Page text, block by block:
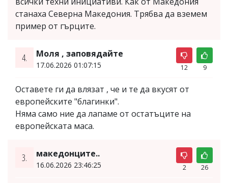
станаха Северна Македония. Трябва да вземем
пример от гърците.
4. Моля , заповядайте
17.06.2026 01:07:15 12 9
Оставете ги да влязат , че и те да вкусят от
европейските "благинки".
Няма само ние да лапаме от остатъците на
европейската маса.
3. македонците..
16.06.2026 23:46:25 2 26